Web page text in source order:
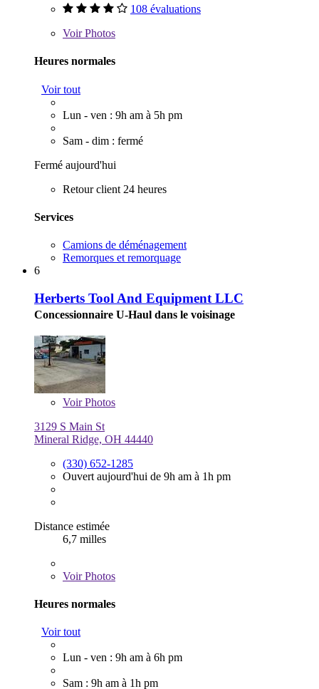
108 évaluations
VoirPhotos
Heures normales
Voir tout
Lun - ven : 9h am à 5h pm
Sam - dim : fermé
Fermé aujourd'hui
Retour client 24 heures
Services
Camions de déménagement
Remorques et remorquage
6
Herberts Tool And Equipment LLC
Concessionnaire U-Haul dans le voisinage
VoirPhotos
3129 S Main St
Mineral Ridge, OH 44440
(330) 652-1285
Ouvert aujourd'hui de 9h am à 1h pm
Distance estimée
6,7 milles
VoirPhotos
Heures normales
Voir tout
Lun - ven : 9h am à 6h pm
Sam : 9h am à 1h pm